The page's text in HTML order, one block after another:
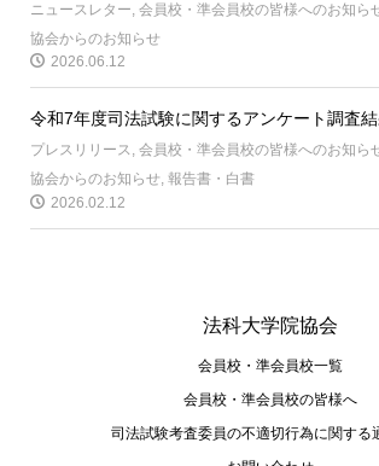
ニュースレター, 会員校・準会員校の皆様へのお知ら
協会からのお知らせ
2026.06.12
令和7年度司法試験に関するアンケート調査
プレスリリース, 会員校・準会員校の皆様へのお知ら
協会からのお知らせ 報告書・白書
2026.02.12
法科大学院協会
会員校・準会員校一覧
会員校・準会員校の皆様へ
司法試験考査委員の不適切⾏為に関する